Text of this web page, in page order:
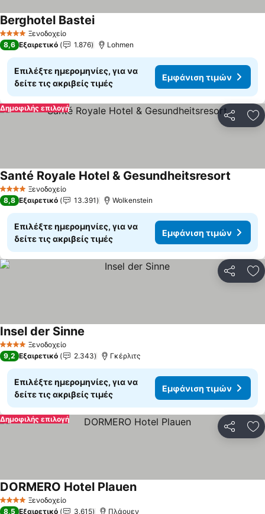
4 ΑστέριαΞενοδοχείο
Berghotel Bastei
8,6 Εξαιρετικό 1.876 Lohmen
Επιλέξτε ημερομηνίες, για να
δείτε τις ακριβείς τιμές
Εμφάνιση τιμών
Δημοφιλής επιλογή
4 ΑστέριαΞενοδοχείο
Santé Royale Hotel & Gesundheitsresort
8,8 Εξαιρετικό 13.391 Wolkenstein
Επιλέξτε ημερομηνίες, για να
δείτε τις ακριβείς τιμές
Εμφάνιση τιμών
4 ΑστέριαΞενοδοχείο
Insel der Sinne
9,2 Εξαιρετικό 2.343 Γκέρλιτς
Επιλέξτε ημερομηνίες, για να
δείτε τις ακριβείς τιμές
Εμφάνιση τιμών
Δημοφιλής επιλογή
4 ΑστέριαΞενοδοχείο
DORMERO Hotel Plauen
8,5 Εξαιρετικό 3.615 Πλάουεν